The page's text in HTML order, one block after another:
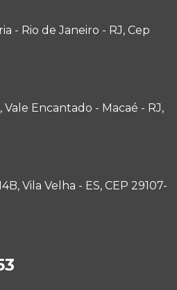
- Rio de Janeiro - RJ, Cep
Encantado - Macaé - RJ,
Vila Velha - ES, CEP 29107-